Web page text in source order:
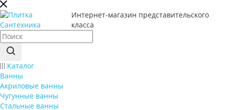
Интернет-магазин представительского
класса
Каталог
Ванны
Акриловые ванны
Чугунные ванны
Стальные ванны